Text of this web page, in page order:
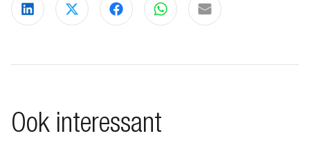
Deel via LinkedIn
Deel via XDeel via Facebook
Deel via WhatsApp
Delen via e-mail
Ook interessant